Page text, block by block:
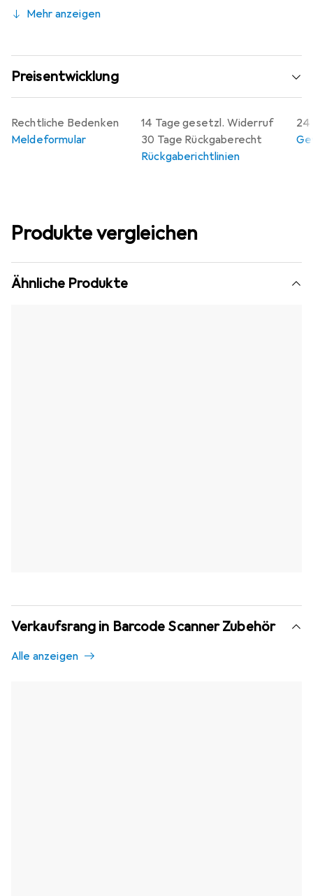
Mehr anzeigen
Preisentwicklung
14 Tage gesetzl. Widerruf
30 Tage Rückgaberecht
Rückgaberichtlinien
24
Rechtliche Bedenken
Meldeformular
Produkte vergleichen
Ähnliche Produkte
Verkaufsrang in Barcode Scanner Zubehör
Alle anzeigen